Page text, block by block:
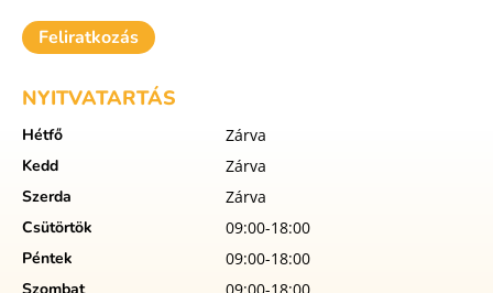
Feliratkozás
NYITVATARTÁS
Hétfő
Zárva
Kedd
Zárva
Szerda
Zárva
Csütörtök
09:00-18:00
Péntek
09:00-18:00